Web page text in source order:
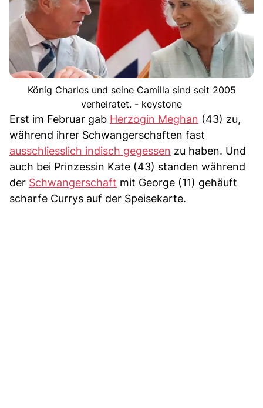
König Charles und seine Camilla sind seit 2005
verheiratet. - keystone
Erst im Februar gab Herzogin Meghan (43) zu,
während ihrer Schwangerschaften fast
ausschliesslich indisch gegessen zu haben. Und
auch bei Prinzessin Kate (43) standen während
der Schwangerschaft mit George (11) gehäuft
scharfe Currys auf der Speisekarte.